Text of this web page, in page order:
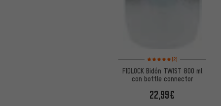
Valoración media: 5 de 5
(2)
FIDLOCK Bidón TWIST 800 ml
con bottle connector
22,99€